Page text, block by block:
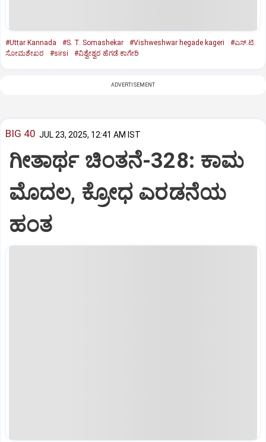
#Uttar Kannada #S. T. Somashekar #Vishweshwar hegade kageri
#ಎಸ್.ಟಿ.
ಸೋಮಶೇಖರ
#sirsi #ವಿಶ್ವೇಶ್ವರ ಹೆಗಡೆ ಕಾಗೇರಿ
ADVERTISEMENT
BIG 40 JUL 23, 2025, 12:41 AM IST
ಗೀತಾರ್ಥ ಚಿಂತನೆ-328: ಕಾಮ
ಮೊದಲ, ಕ್ರೋಧ ಎರಡನೆಯ
ಹಂತ